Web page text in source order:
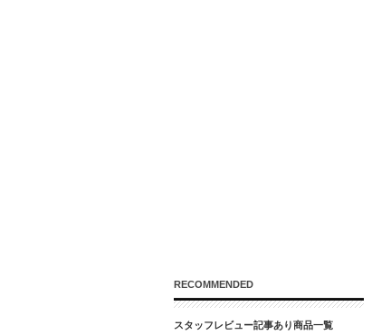
RECOMMENDED
スタッフレビュー記事あり商品一覧